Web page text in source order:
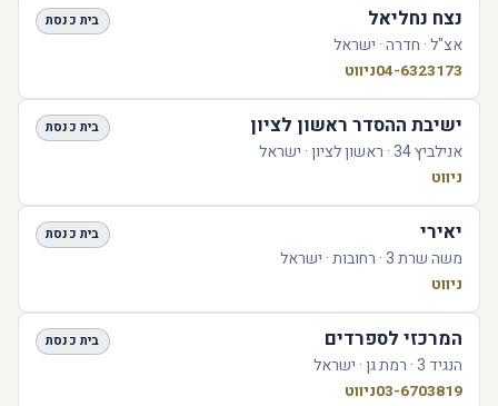
נצח נחליאל בית כנסת
אצ"ל · חדרה · ישראל
04-6323173ניווט
ישיבת ההסדר ראשון לציון בית כנסת
אנילביץ 34 · ראשון לציון · ישראל
ניווט
יאירי בית כנסת
משה שרת 3 · רחובות · ישראל
ניווט
המרכזי לספרדים בית כנסת
הנגיד 3 · רמת גן · ישראל
03-6703819ניווט